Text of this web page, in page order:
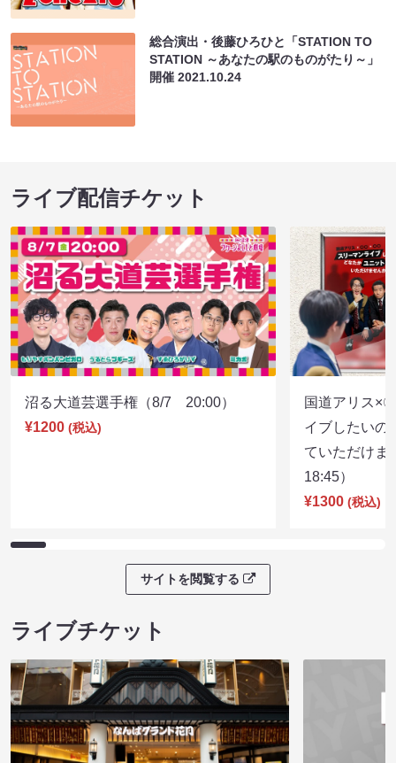
総合演出・後藤ひろひと「STATION TO
STATION ～あなたの駅のものがたり～」
開催2021.10.24
ライブ配信チケット
沼る大道芸選手権（8/7 20:00）
¥1200 (税込)
国道アリス×
イブしたいの
ていただけ
18:45）
¥1300 (税込)
サイトを閲覧する
ライブチケット